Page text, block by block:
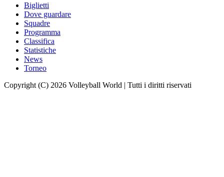
Biglietti
Dove guardare
Squadre
Programma
Classifica
Statistiche
News
Torneo
Copyright (C) 2026 Volleyball World | Tutti i diritti riservati